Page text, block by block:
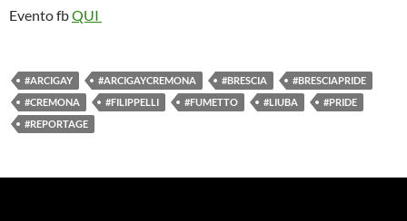
Evento fbQUI
#ARCIGAY #ARCIGAYCREMONA #BRESCIA
#BRESCIAPRIDE
#CREMONA
#FILIPPELLI #FUMETTO #LIUBA
#PRIDE
#REPORTAGE